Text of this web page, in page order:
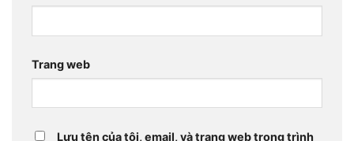
Trang web
Lưu tên của tôi, email, và trang web trong trình